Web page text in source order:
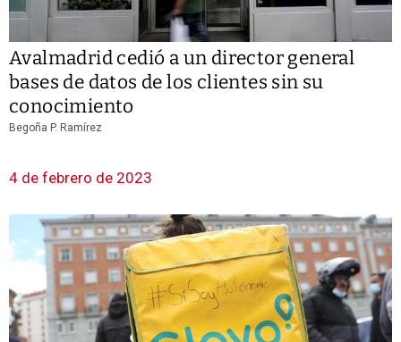
Avalmadrid cedió a un director general
bases de datos de los clientes sin su
conocimiento
Begoña P. Ramírez
4 de febrero de 2023